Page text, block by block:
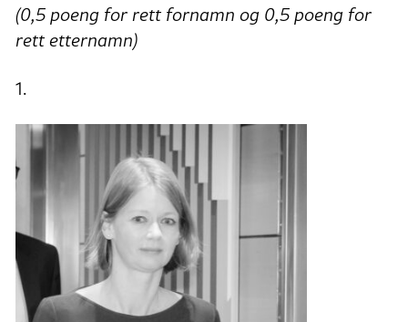
(0,5 poeng for rett fornamn og 0,5 poeng for
rett etternamn)
1.